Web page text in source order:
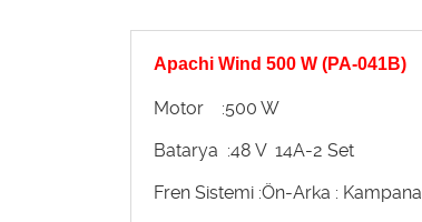
Apachi Wind 500 W (PA-041B)
Motor
:500 W
Batarya :48 V 14A-2 Set
Fren Sistemi :Ön-Arka : Kampana